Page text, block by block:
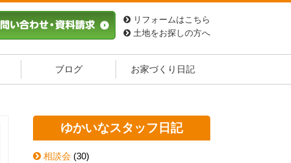
リフォームはこちら
土地をお探しの方へ
ブログ お家づくり日記
ゆかいなスタッフ日記
相談会 (30)